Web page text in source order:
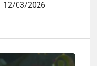
12/03/2026